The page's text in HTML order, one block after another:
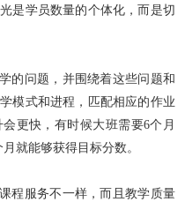
是学员数量的个体化，而是切
的问题，并围绕着这些问题和
模式和进程，匹配相应的作业
更快，有时候大班需要6个月
就能够获得目标分数。
程服务不一样，而且教学质量